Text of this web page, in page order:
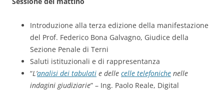
Introduzione alla terza edizione della manifestazione
del Prof. Federico Bona Galvagno, Giudice della
Sezione Penale di Terni
Saluti istituzionali e di rappresentanza
“L’analisi dei tabulati e delle celle telefoniche nelle
indagini giudiziarie” – Ing. Paolo Reale, Digital